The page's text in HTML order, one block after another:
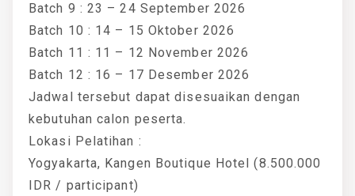
Batch 9 : 23 – 24 September 2026
Batch 10 : 14 – 15 Oktober 2026
Batch 11 : 11 – 12 November 2026
Batch 12 : 16 – 17 Desember 2026
Jadwal tersebut dapat disesuaikan dengan
kebutuhan calon peserta.
Lokasi Pelatihan :
Yogyakarta, Kangen Boutique Hotel (8.500.000
IDR / participant)